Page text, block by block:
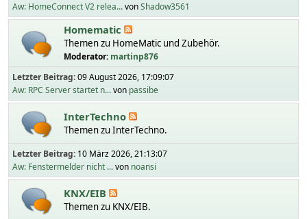
Aw: HomeConnect V2 relea...vonShadow3561
Homematic
Themen zu HomeMatic und Zubehör.
Moderator: martinp876
Letzter Beitrag:09 August 2026, 17:09:07
Aw: RPC Server startet n...von passibe
InterTechno
Themen zu InterTechno.
Letzter Beitrag: 10 März 2026, 21:13:07
Aw: Fenstermelder nicht ...von noansi
KNX/EIB
Themen zu KNX/EIB.